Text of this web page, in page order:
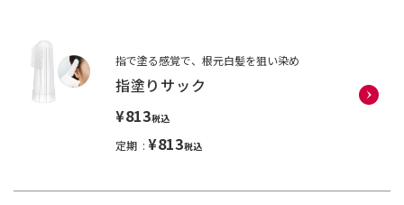
指で塗る感覚で、根元白髪を狙い染め
指塗りサック
¥813税込
定期 ¥813税込